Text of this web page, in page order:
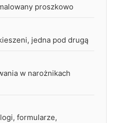
proszkowo
jedna pod drugą
w narożnikach
formularze,